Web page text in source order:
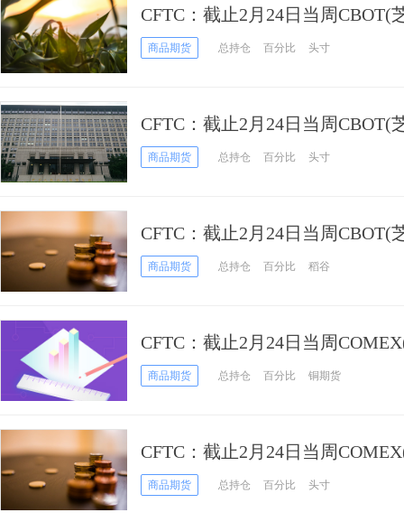
CFTC：截止2月24日当周CBOT(
期货和期权持仓报告
商品期货 总持仓 百分比 头寸
CFTC：截止2月24日当周CBOT(
冬小麦期货和期权持仓报告
商品期货 总持仓 百分比 头寸
CFTC：截止2月24日当周CBOT(
期货和期权持仓报告
商品期货 总持仓 百分比 稻谷
CFTC：截止2月24日当周
铜期货和期权持仓报告
商品期货 总持仓 百分比 铜期货
CFTC：截止2月24日当周
白银期货和期权持仓报告
商品期货 总持仓 百分比 头寸